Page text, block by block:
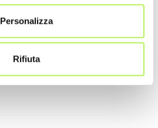
Personalizza
Rifiuta